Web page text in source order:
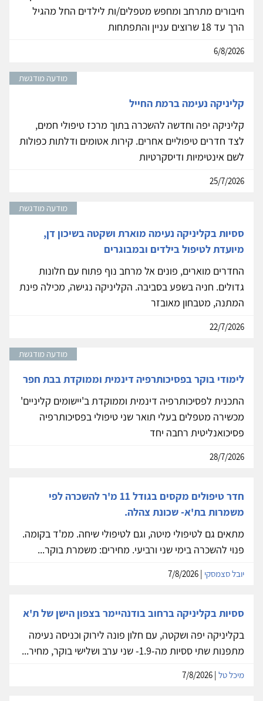
חיבורים מתרחב ומחפש מטפלים/ות לילדים החל מהגיל
הרך עד 18 שרוצים עניין והתפתחות
6/8/2026
מודעה מודגשת
קליניקה נעימה ברמת החייל
קליניקה יפה וחדשה להשכרה בתוך מרכז טיפולי חמים,
לצד חדרים טיפוליים אחרים. קירות אטומים ודלתות כפולות
לשם אינטימיות ודיסקרטיות
25/7/2026
מודעה מודגשת
ססיות בקליניקה נעימה מוארת ושקטה בשיכון דן,
מיועדת לטיפול בילדים ובמבוגרים
החדרים מוארים, פונים אל מרחב נוף פתוח עם חלונות
גדולים. חניה בשפע בסביבה. הקליניקה נגישה, מכילה פינת
המתנה, מטבחון מאובזר
22/7/2026
מודעה מודגשת
לימודי בוקר בפסיכותרפיה דינמית וממוקדת בבת חפר
התכנית לפסיכותרפיה דינמית וממוקדת ב'יישומים קליניים'
מכשירה מטפלים בעלי תואר שני טיפולי בפסיכותרפיה
פסיכואנליטית רחבה יחד
28/7/2026
חדר טיפולים מקסים בגודל 11 מ'ר להשכרה לפי
משמרות בת'א- שכונת צהלה.
מתאים גם לטיפולי מיטה, וגם לטיפולי שיחה. ממ'ד בקומה.
פנוי להשכרה בימי שני ורביעי. מחירים: משמרת בוקר...
יובל סצמסקי
ססיות בקליניקה ברחוב בודנהיימר בצפון הישן של ת'א
בקליניקה יפה ושקטה, עם חלון פונה לירוק וכניסה נעימה
מתפנות שתי ססיות מה-1.9- שני ערב ושלישי בוקר, מחיר...
מיכל טל